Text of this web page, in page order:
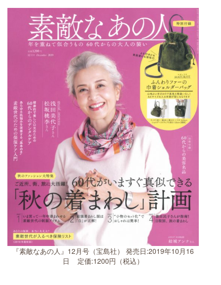
『素敵なあの人』12月号（宝島社） 発売日:2019年10月16
日 定価:1200円（税込）